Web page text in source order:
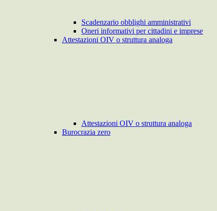
Scadenzario obblighi amministrativi
Oneri informativi per cittadini e imprese
Attestazioni OIV o struttura analoga
Attestazioni OIV o struttura analoga
Burocrazia zero